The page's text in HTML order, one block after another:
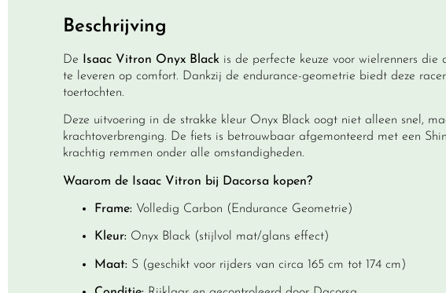
Beschrijving
De Isaac Vitron Onyx Black is de perfecte keuze voor wielrenners
te leveren op comfort. Dankzij de endurance-geometrie biedt deze
toertochten.
Deze uitvoering in de strakke kleur Onyx Black oogt niet alleen snel,
krachtoverbrenging. De fiets is betrouwbaar afgemonteerd met een
krachtig remmen onder alle omstandigheden.
Waarom de Isaac Vitron bij Dacorsa kopen?
Frame: Volledig Carbon (Endurance Geometrie)
Kleur: Onyx Black (stijlvol mat/glans effect)
Maat: S (geschikt voor rijders van circa 165 cm tot 174 cm)